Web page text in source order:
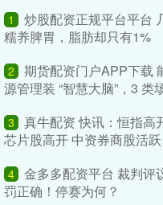
1
炒股配资正规平台平台
糯养脾胃，脂肪却只有1%
2
期货配资门户APP下载
源管理装 “智慧大脑”，3 类
3
真牛配资 快讯：恒指高
芯片股高开 中资券商股活跃
4 金多多配资平台 裁判评
罚正确！停赛为何？